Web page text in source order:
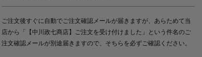
ご注文後すぐに自動でご注文確認メールが届きますが、あらためて当
店から「【中川政七商店】ご注文を受け付けました」という件名のご
注文確認メールが別途届きますので、そちらを必ずご確認ください。